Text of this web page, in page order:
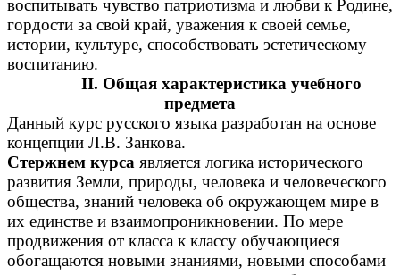
воспитывать чувство патриотизма и любви к Родине,
гордости за свой край, уважения к своей семье,
истории, культуре, способствовать эстетическому
воспитанию.
II. Общая характеристика учебного
предмета
Данный курс русского языка разработан на основе
концепции Л.В. Занкова.
Стержнем курса является логика исторического
развития Земли, природы, человека и человеческого
общества, знаний человека об окружающем мире в
их единстве и взаимопроникновении. По мере
продвижения от класса к классу обучающиеся
обогащаются новыми знаниями, новыми способами